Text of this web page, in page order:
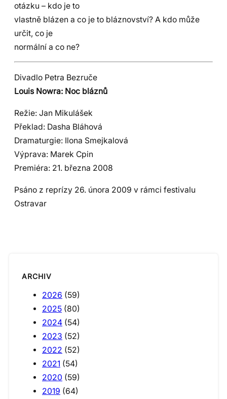
otázku – kdo je to
vlastně blázen a co je to bláznovství? A kdo může
určit, co je
normální a co ne?
Divadlo Petra Bezruče
Louis Nowra: Noc bláznů
Režie: Jan Mikulášek
Překlad: Dasha Bláhová
Dramaturgie: Ilona Smejkalová
Výprava: Marek Cpin
Premiéra: 21. března 2008
Psáno z reprízy 26. února 2009 v rámci festivalu
Ostravar
ARCHIV
2026 (59)
2025 (80)
2024 (54)
2023 (52)
2022 (52)
2021 (54)
2020 (59)
2019 (64)